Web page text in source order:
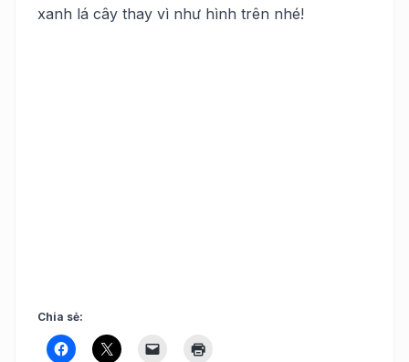
xanh lá cây thay vì như hình trên nhé!
Chia sẻ: